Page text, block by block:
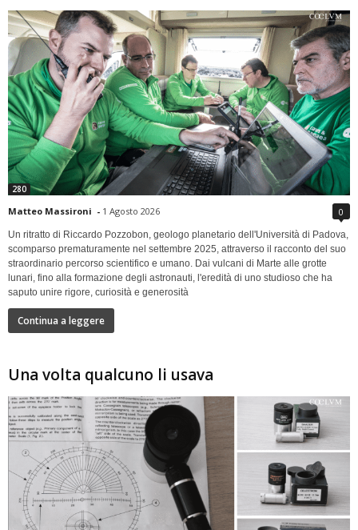
280
Matteo Massironi - 1 Agosto 2026 0
Un ritratto di Riccardo Pozzobon, geologo planetario dell'Università di Padova,
scomparso prematuramente nel settembre 2025, attraverso il racconto del suo
straordinario percorso scientifico e umano. Dai vulcani di Marte alle grotte
lunari, fino alla formazione degli astronauti, l'eredità di uno studioso che ha
saputo unire rigore, curiosità e generosità
Continua a leggere
Una volta qualcuno li usava